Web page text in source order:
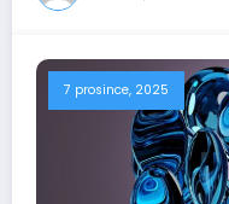
7 prosince, 2025